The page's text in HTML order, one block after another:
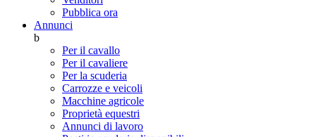
Pubblica ora
Annunci
b
Per il cavallo
Per il cavaliere
Per la scuderia
Carrozze e veicoli
Macchine agricole
Proprietà equestri
Annunci di lavoro